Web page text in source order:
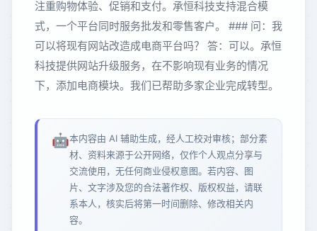
注重购物体验、促销和支付。承恒科技支持混合模
式，一个平台同时服务批发和零售客户。 ### 问：我
可以将现有网站改造成电商平台吗？ 答：可以。承恒
科技提供网站升级服务，在不影响现有业务的情况
下，添加电商模块。我们已帮助多家企业完成转型。
🤖本内容由 AI 辅助生成，经人工校对审核；部分素
材、资料来源于公开网络，仅作个人观点分享与
交流使用，无任何商业侵权意图。若内容、图
片、文字涉及您的合法著作权、版权权益，请联
系本人，核实后将第一时间删除、修改相关内
容。